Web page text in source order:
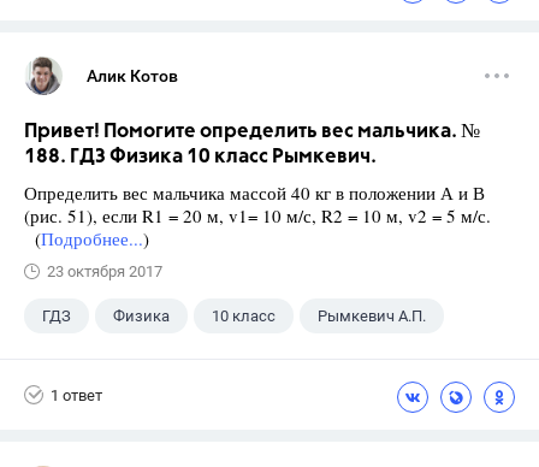
Алик Котов
Привет! Помогите определить вес мальчика. №
188. ГДЗ Физика 10 класс Рымкевич.
Определить вес мальчика массой 40 кг в положении А и В
(рис. 51), если R1 = 20 м, v1= 10 м/с, R2 = 10 м, v2 = 5 м/с.
(Подробнее...)
23 октября 2017
ГДЗ Физика 10 класс Рымкевич А.П.
1 ответ